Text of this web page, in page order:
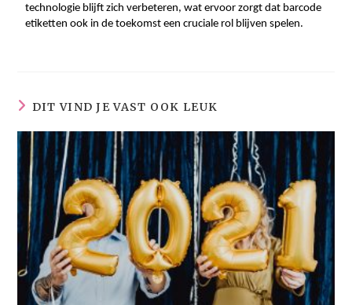
technologie blijft zich verbeteren, wat ervoor zorgt dat barcode
etiketten ook in de toekomst een cruciale rol blijven spelen.
DIT VIND JE VAST OOK LEUK